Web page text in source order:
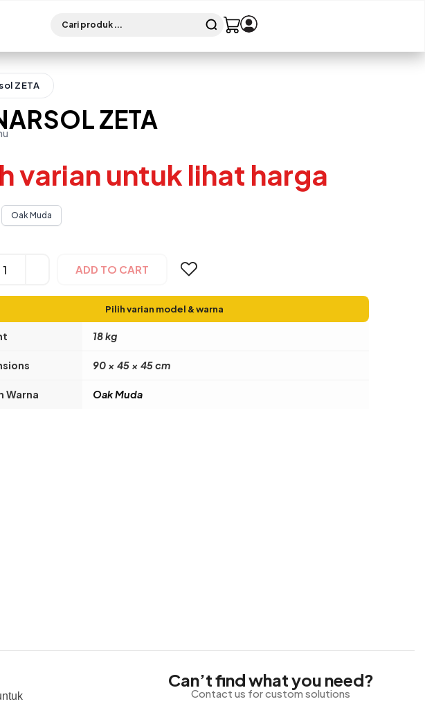
ZETA
ZETA
varian untuk lihat harga
Oak Muda
ADD TO CART
Pilih varian model & warna
18 kg
90 × 45 × 45 cm
Warna Oak Muda
Can’t find what you need?
Contact us for custom solutions